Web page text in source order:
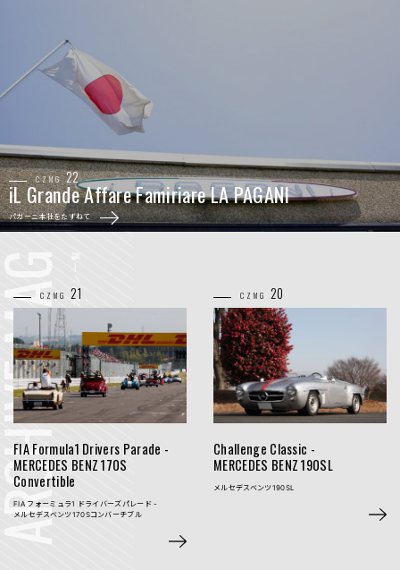
CZMG 22
iL Grande Affare FamiriareLA PAGANI
パガーニ本社をたずねて
MAGマガジン一覧
CZMG 21
FIA Formula1 Drivers Parade -
MERCEDES BENZ 170S
Convertible
FIA フォーミュラ1 ドライバーズパレード -
メルセデスベンツ170Sコンバーチブル
CZMG 20
Challenge Classic -
MERCEDES BENZ 190SL
メルセデスベンツ190SL